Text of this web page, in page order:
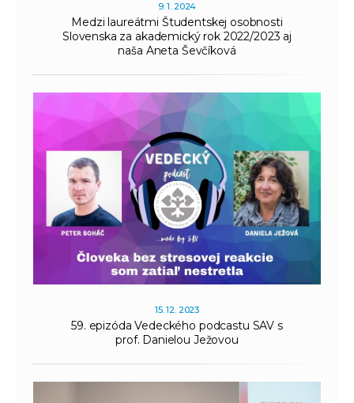
9. 1. 2024
Medzi laureátmi Študentskej osobnosti
Slovenska za akademický rok 2022/2023 aj
naša Aneta Ševčíková
15. 12. 2023
59. epizóda Vedeckého podcastu SAV s
prof. Danielou Ježovou